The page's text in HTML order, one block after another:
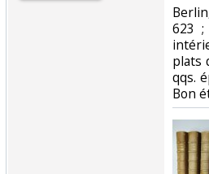
623 ;
plats
qqs.
Bon